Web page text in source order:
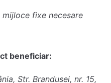
fixe necesare
beneficiar:
Str. Brandusei, nr. 15,